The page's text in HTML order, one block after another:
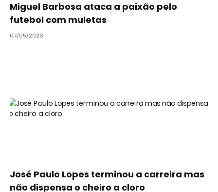
Miguel Barbosa ataca a paixão pelo
futebol com muletas
07/05/2026
José Paulo Lopes terminou a carreira mas
não dispensa o cheiro a cloro